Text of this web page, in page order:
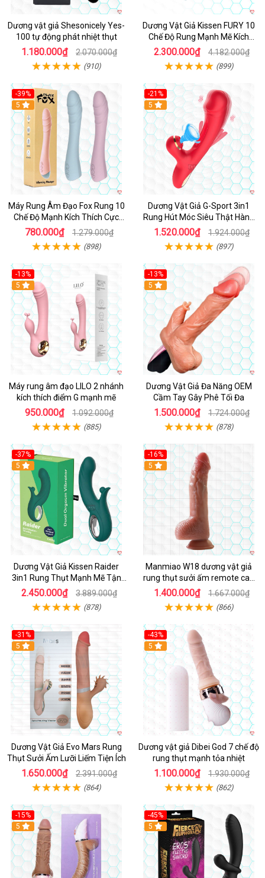
Dương vật giả Shesonicely Yes-
100 tự động phát nhiệt thụt
1.180.000₫ 2.070.000₫
(910)
Dương Vật Giả Kissen FURY 10
Chế Độ Rung Mạnh Mẽ Kích
Thích
2.300.000₫ 4.182.000₫
(899)
-39%
Hot
5
Máy Rung Âm Đạo Fox Rung 10
Chế Độ Mạnh Kích Thích Cực
Sướng
780.000₫ 1.279.000₫
(898)
-21%
Hot
5
Dương Vật Giả G-Sport 3in1
Rung Hút Móc Siêu Thật Hàng
Hot
1.520.000₫ 1.924.000₫
(897)
-13%
Hot
5
Máy rung âm đạo LILO 2 nhánh
kích thích điểm G mạnh mẽ
950.000₫ 1.092.000₫
(885)
-13%
Hot
5
Dương Vật Giả Đa Năng OEM
Cầm Tay Gây Phê Tối Đa
1.500.000₫ 1.724.000₫
(878)
-37%
Hot
5
Dương Vật Giả Kissen Raider
3in1 Rung Thụt Mạnh Mẽ Tận
Hưởng
2.450.000₫ 3.889.000₫
(878)
-16%
Hot
5
Manmiao W18 dương vật giả
rung thụt sưởi ấm remote cao
cấp
1.400.000₫ 1.667.000₫
(866)
-31%
5
Dương Vật Giả Evo Mars Rung
Thụt Sưởi Ấm Lưỡi Liếm Tiện Ích
1.650.000₫ 2.391.000₫
(864)
-43%
Hot
5
Dương vật giả Dibei God 7 chế độ
rung thụt mạnh tỏa nhiệt
1.100.000₫ 1.930.000₫
(862)
-15%
5
-45%
5